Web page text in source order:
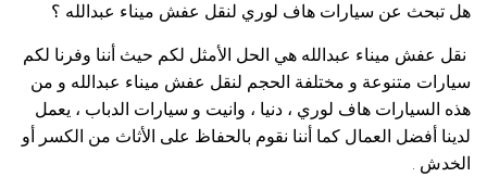
هل تبحث عن سيارات هاف لوري لنقل عفش ميناء عبدالله ؟
نقل عفش ميناء عبدالله هي الحل الأمثل لكم حيث أننا وفرنا لكم
سيارات متنوعة و مختلفة الحجم لنقل عفش ميناء عبدالله و من
هذه السيارات هاف لوري ، دنيا ، وانيت و سيارات الدباب ، يعمل
لدينا أفضل العمال كما أننا نقوم بالحفاظ على الأثاث من الكسر أو
الخدش .